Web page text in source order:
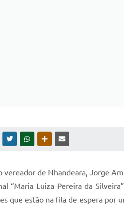
MESSENGER
TWITTERWHATSAPPOUTRAS MÍDIAS
de Nhandeara, Jorge
“Maria Luiza Pereira da
que estão na fila de espera por